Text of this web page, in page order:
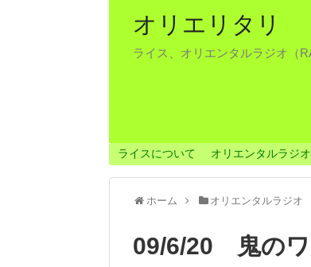
オリエリタリ
ライス、オリエンタルラジオ（
ライスについて オリエンタルラジ
ホーム オリエンタルラジオ
09/6/20 鬼の